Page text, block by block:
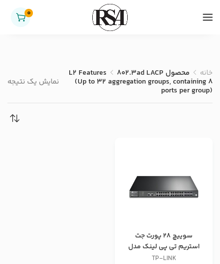
0
خانه محصول L2 Features 802.3ad LACP
(Up to 32 aggregation groups, containing 8
ports per group)
نمایش یک نتیجه
سوییچ 28 پورت جت
استریم تی پی لینک مدل
T3700G-28TQ
TP-LINK